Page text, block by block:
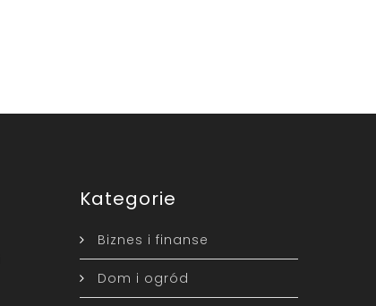
Kategorie
Biznes i finanse
Dom i ogród